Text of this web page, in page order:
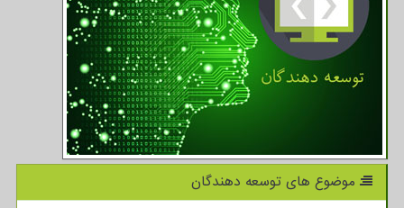
موضوع های توسعه دهندگان